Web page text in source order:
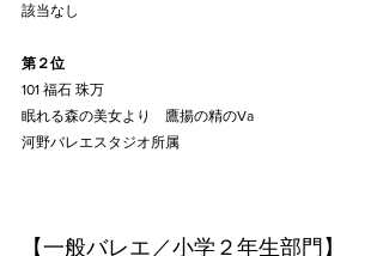
該当なし
第２位
101 福石 珠万
眠れる森の美女より　鷹揚の精のVa
河野バレエスタジオ所属
【一般バレエ／小学２年生部門】